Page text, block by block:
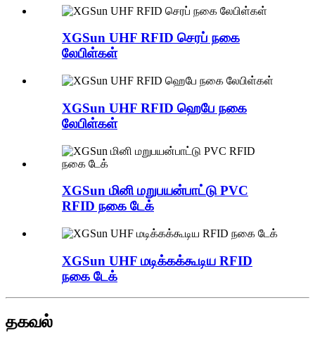
XGSun UHF RFID செரப் நகை
லேபிள்கள்
XGSun UHF RFID ஹெபே நகை
லேபிள்கள்
XGSun மினி மறுபயன்பாட்டு PVC
RFID நகை டேக்
XGSun UHF மடிக்கக்கூடிய RFID
நகை டேக்
தகவல்